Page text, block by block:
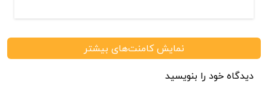
نمایش کامنت‌های بیشتر
دیدگاه خود را بنویسید